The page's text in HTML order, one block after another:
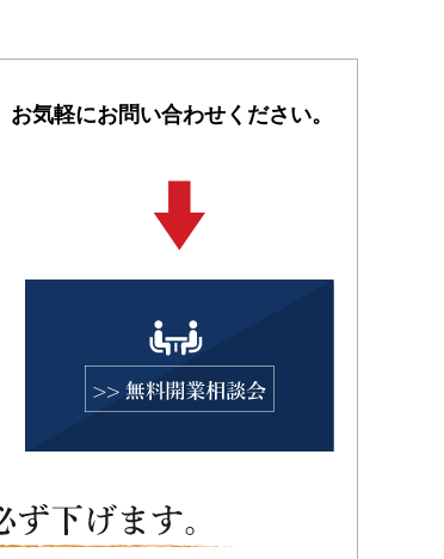
お気軽にお問い合わせください。